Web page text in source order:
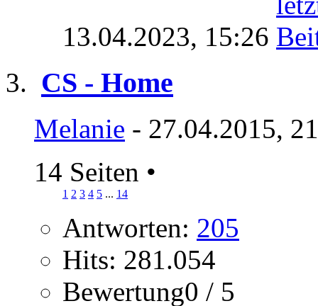
13.04.2023, 15:26
CS - Home
Melanie - 27.04.2015,
14 Seiten •
1 2 3 4 5 ... 14
Antworten: 205
Hits: 281.054
Bewertung0 / 5